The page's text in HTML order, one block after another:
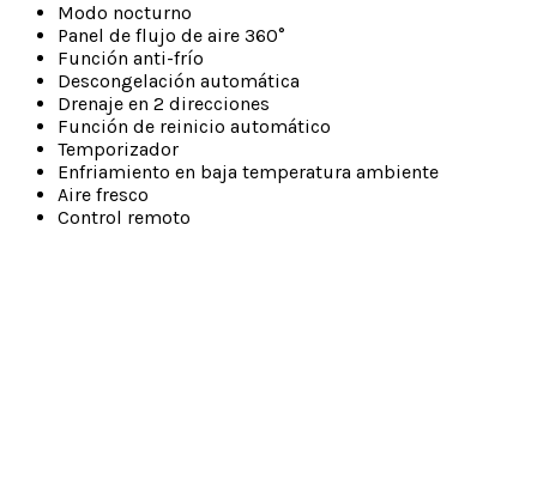
Modo nocturno
Panel de flujo de aire 360°
Función anti-frío
Descongelación automática
Drenaje en 2 direcciones
Función de reinicio automático
Temporizador
Enfriamiento en baja temperatura ambiente
Aire fresco
Control remoto